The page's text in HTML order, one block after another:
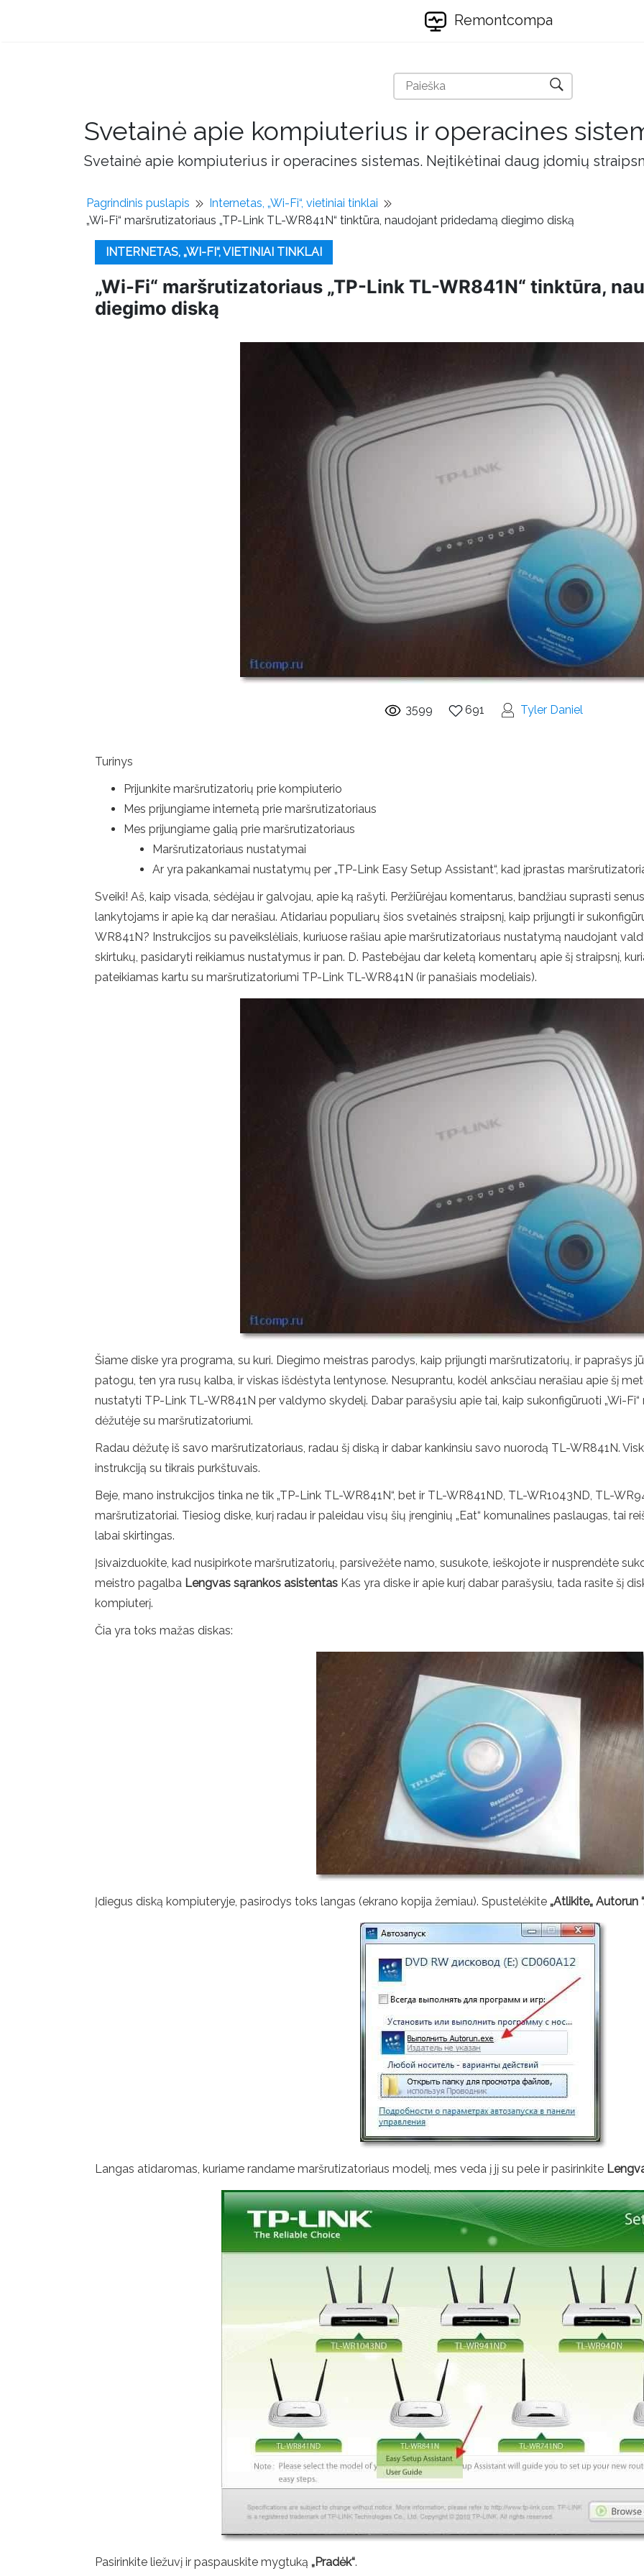
Remontcompa
Svetainė apie kompiuterius ir operacines
Svetainė apie kompiuterius ir operacines sistemas. Neįtikėtinai daug įdomių
Pagrindinis puslapis
Internetas, „Wi-Fi“, vietiniai tinklai
„Wi-Fi“ maršrutizatoriaus „TP-Link TL-WR841N“ tinktūra, naudojant pridedamą diegimo diską
INTERNETAS, „WI-FI“, VIETINIAI TINKLAI
„Wi-Fi“ maršrutizatoriaus „TP-Link TL-WR841N“ tinktūra,
diegimo diską
3599 691 Tyler Daniel
Turinys
Prijunkite maršrutizatorių prie kompiuterio
Mes prijungiame internetą prie maršrutizatoriaus
Mes prijungiame galią prie maršrutizatoriaus
Maršrutizatoriaus nustatymai
Ar yra pakankamai nustatymų per „TP-Link Easy Setup Assistant“, kad įprastas
Sveiki! Aš, kaip visada, sėdėjau ir galvojau, apie ką rašyti. Peržiūrėjau komentarus, bandžiau suprasti
lankytojams ir apie ką dar nerašiau. Atidariau populiarų šios svetainės straipsnį, kaip prijungti ir
WR841N? Instrukcijos su paveikslėliais, kuriuose rašiau apie maršrutizatoriaus nustatymą naudojant
skirtukų, pasidaryti reikiamus nustatymus ir pan. D. Pastebėjau dar keletą komentarų apie šį straipsnį,
pateikiamas kartu su maršrutizatoriumi TP-Link TL-WR841N (ir panašiais modeliais).
Šiame diske yra programa, su kuri. Diegimo meistras parodys, kaip prijungti maršrutizatorių, ir paprašys
patogu, ten yra rusų kalba, ir viskas išdėstyta lentynose. Nesuprantu, kodėl anksčiau nerašiau apie šį
nustatyti TP-Link TL-WR841N per valdymo skydelį. Dabar parašysiu apie tai, kaip sukonfigūruoti „Wi-
dėžutėje su maršrutizatoriumi.
Radau dėžutę iš savo maršrutizatoriaus, radau šį diską ir dabar kankinsiu savo nuorodą TL-WR841N.
instrukciją su tikrais purkštuvais.
Beje, mano instrukcijos tinka ne tik „TP-Link TL-WR841N“, bet ir TL-WR841ND, TL-WR1043ND, TL-
maršrutizatoriai. Tiesiog diske, kurį radau ir paleidau visų šių įrenginių „Eat“ komunalines paslaugas, tai
labai skirtingas.
Įsivaizduokite, kad nusipirkote maršrutizatorių, parsivežėte namo, susukote, ieškojote ir nusprendėte
meistro pagalba Lengvas sąrankos asistentas Kas yra diske ir apie kurį dabar parašysiu, tada rasite šį
kompiuterį.
Čia yra toks mažas diskas:
Įdiegus diską kompiuteryje, pasirodys toks langas (ekrano kopija žemiau). Spustelėkite „Atlikite„ Autorun
Langas atidaromas, kuriame randame maršrutizatoriaus modelį, mes veda į jį su pele ir pasirinkite
Pasirinkite liežuvį ir paspauskite mygtuką „Pradėk“.